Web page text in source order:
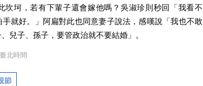
坎坷，若有下輩子還會嫁他嗎？吳淑珍則秒回「我看不
就好。」阿扁對此也同意妻子說法，感嘆說「我也不敢
兒子、孫子，要管政治就不要結婚」。
北時間
節